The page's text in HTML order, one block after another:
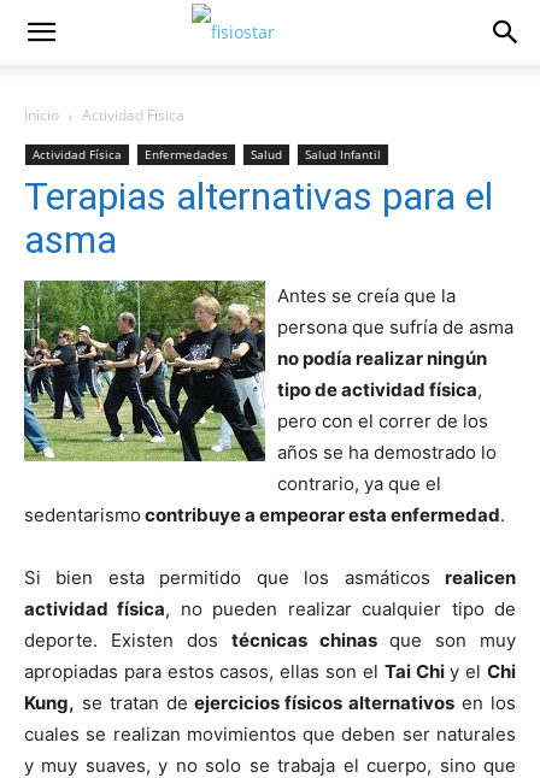
Inicio Actividad Fí­sica
Actividad Fí­sica Enfermedades Salud Salud Infantil
Terapias alternativas para el
asma
Antes se creí­a que la
persona que sufrí­a de asma
no podí­a realizar ningún
tipo de actividad fí­sica,
pero con el correr de los
años se ha demostrado lo
contrario, ya que el
sedentarismo contribuye a empeorar esta enfermedad.
Si bien esta permitido que los asmáticos realicen
actividad fí­sica, no pueden realizar cualquier tipo de
deporte. Existen dos técnicas chinas que son muy
apropiadas para estos casos, ellas son el Tai Chiy elChi
Kung, se tratan de ejercicios fí­sicos alternativos en los
cuales se realizan movimientos que deben ser naturales
y muy suaves, y no solo se trabaja el cuerpo, sino que